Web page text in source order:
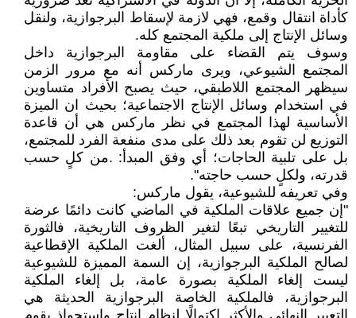
كأداة انتقال وقمع، فهي لازمة لإسقاط البرجوازية، ولنقل
وسائل الإنتاج إلى ملكية المجتمع كله.
وسوف يتم القضاء على مقاومة البرجوازية داخل
المجتمع الشيوعي، ويرى ماركس أنه مع مرور الزمن
سيظهر المجتمع اللاطبقي، حيث يصبح الأفراد متساوين
في استخدام وسائل الإنتاج الاجتماعية؛ بحيث ان الميزة
الأساسية لهذا المجتمع في نظر ماركس هي أن قاعدة
التوزيع لن تقوم بعد ذلك على مدى منفعة الفرد للمجتمع،
بل على تلبية الحاجات؛ أي وفق المبدأ: .من كلٍ حسب
قدرته، ولكلٍ حسب حاجته".
وفي تعريفه للشيوعية، يقول ماركس:
"إن جميع علاقات الملكية في الماضي كانت دائمًا عرضة
للتغيير التاريخي تبعًا لتغير الظروف التاريخية، فالثورة
الفرنسية، على سبيل المثال، ألغت الملكية الإقطاعية
لصالح الملكية البرجوازية، إن السمة المميزة للشيوعية
ليست إلغاء الملكية بصورة عامة، بل إلغاء الملكية
البرجوازية، فالملكية الخاصة البرجوازية الحديثة هي